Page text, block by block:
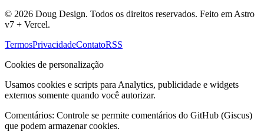
© 2026 Doug Design. Todos os direitos reservados. Feito em Astro
v7 + Vercel.
TermosPrivacidadeContatoRSS
Cookies de personalização
Usamos cookies e scripts para Analytics, publicidade e widgets
externos somente quando você autorizar.
Comentários: Controle se permite comentários do GitHub (Giscus)
que podem armazenar cookies.